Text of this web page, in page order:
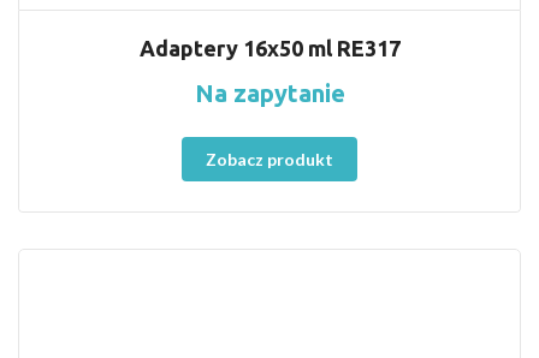
Adaptery 16x50 ml RE317
Na zapytanie
Zobacz produkt